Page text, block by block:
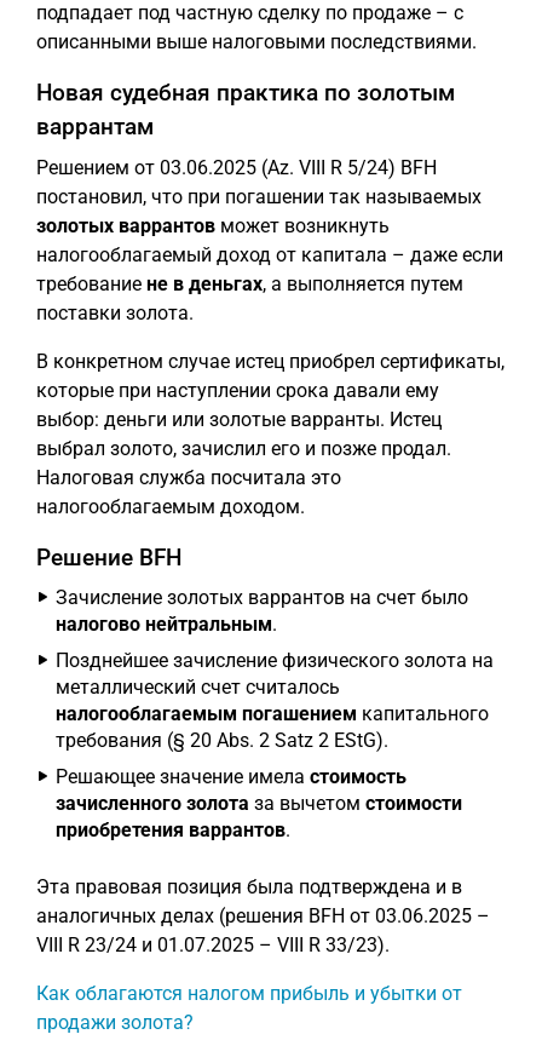
подпадает под частную сделку по продаже – с
описанными выше налоговыми последствиями.
Новая судебная практика по золотым
варрантам
Решением от 03.06.2025 (Az. VIII R 5/24) BFH
постановил, что при погашении так называемых
золотых варрантов может возникнуть
налогооблагаемый доход от капитала – даже если
требование не в деньгах, а выполняется путем
поставки золота.
В конкретном случае истец приобрел сертификаты,
которые при наступлении срока давали ему
выбор: деньги или золотые варранты. Истец
выбрал золото, зачислил его и позже продал.
Налоговая служба посчитала это
налогооблагаемым доходом.
Решение BFH
Зачисление золотых варрантов на счет было
налогово нейтральным.
Позднейшее зачисление физического золота на
металлический счет считалось
налогооблагаемым погашением капитального
требования (§ 20 Abs. 2 Satz 2 EStG).
Решающее значение имела стоимость
зачисленного золота за вычетом стоимости
приобретения варрантов.
Эта правовая позиция была подтверждена и в
аналогичных делах (решения BFH от 03.06.2025 –
VIII R 23/24 и 01.07.2025 – VIII R 33/23).
Как облагаются налогом прибыль и убытки от
продажи золота?